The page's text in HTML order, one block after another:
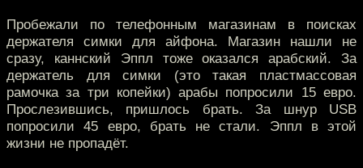
Пробежали по телефонным магазинам в поисках
держателя симки для айфона. Магазин нашли не
сразу, каннский Эппл тоже оказался арабский. За
держатель для симки (это такая пластмассовая
рамочка за три копейки) арабы попросили 15 евро.
Прослезившись, пришлось брать. За шнур USB
попросили 45 евро, брать не стали. Эппл в этой
жизни не пропадёт.